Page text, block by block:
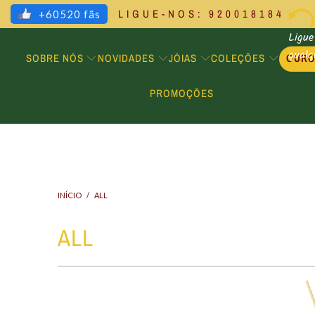
+60520 fãs LIGUE-NOS: 920018184
SOBRE NÓS NOVIDADES JÓIAS COLEÇÕES
PROMOÇÕES
INÍCIO / ALL
ALL